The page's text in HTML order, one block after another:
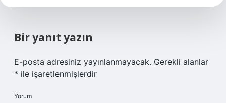
Bir yanıt yazın
E-posta adresiniz yayınlanmayacak. Gerekli alanlar
* ile işaretlenmişlerdir
Yorum